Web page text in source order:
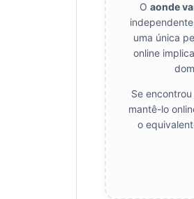
O aonde
uma única
online
Se
mantê-lo
o